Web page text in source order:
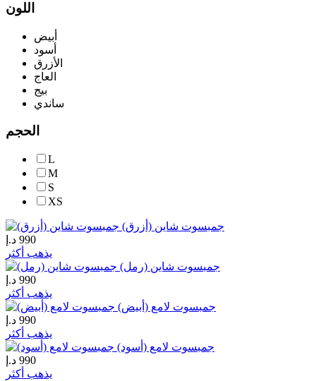
اللون
أبيض
أسود
الأزرق
العاج
بيج
ساندي
الحجم
L
M
S
XS
جمبسوت شاين (أزرق)
990 د.إ
يذهب أكثر
جمبسوت شاين (رمل)
990 د.إ
يذهب أكثر
جمبسوت لامع (أبيض)
990 د.إ
يذهب أكثر
جمبسوت لامع (أسود)
990 د.إ
يذهب أكثر